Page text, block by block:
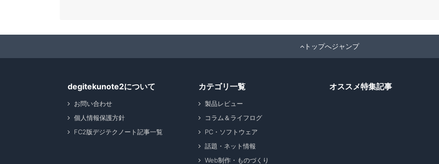
トップへジャンプ
degitekunote2について
お問い合わせ
個人情報保護方針
FC2版デジテクノート記事一覧
カテゴリ一覧
製品レビュー
コラム＆ライフログ
PC・ソフトウェア
話題・ネット情報
Web制作・ものづくり
オススメ特集記事